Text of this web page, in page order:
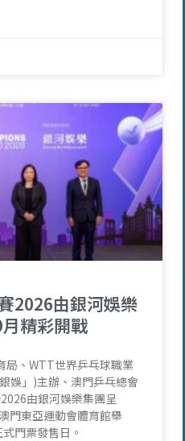
2026由銀河娛樂
精彩開戰
局、WTT世界乒乓球職業
娛」)主辦、澳門乒乓總會
由銀河娛樂集團呈
門東亞運動會體育館舉
門票發售日。